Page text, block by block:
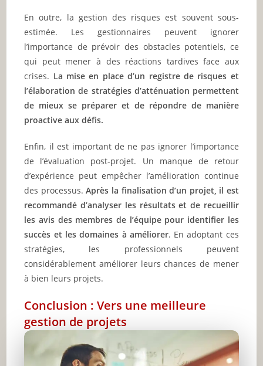
En outre, la gestion des risques est souvent sous-
estimée. Les gestionnaires peuvent ignorer
l’importance de prévoir des obstacles potentiels, ce
qui peut mener à des réactions tardives face aux
crises. La mise en place d’un registre de risques et
l’élaboration de stratégies d’atténuation permettent
de mieux se préparer et de répondre de manière
proactive aux défis.
Enfin, il est important de ne pas ignorer l’importance
de l’évaluation post-projet. Un manque de retour
d’expérience peut empêcher l’amélioration continue
des processus.Après la finalisation d’un projet, il est
recommandé d’analyser les résultats et de recueillir
les avis des membres de l’équipe pour identifier les
succès et les domaines à améliorer. En adoptant ces
stratégies, les professionnels peuvent
considérablement améliorer leurs chances de mener
à bien leurs projets.
Conclusion : Vers une meilleure
gestion de projets